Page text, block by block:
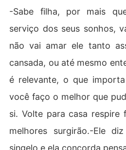
-Sabe filha, por mais
serviço dos seus sonhos,
não vai amar ele tanto
cansada, ou até mesmo
é relevante, o que
você faço o melhor que
si. Volte para casa respire
melhores surgirão.-Ele
singelo e ela concorda